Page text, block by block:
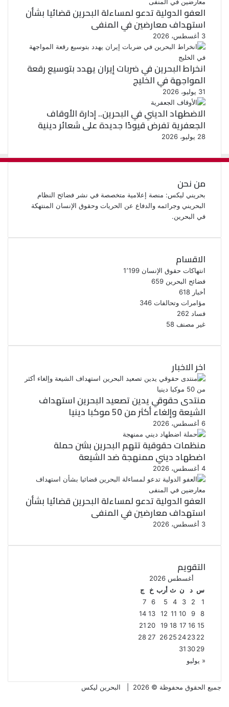
العفو الدولية تدعو لمساءلة البحرين قضائيا بشأن
استهداف معارضين في المنفى
3 أغسطس، 2026
انخراط البحرين في ضربات إيران يهدد بتوسيع رقعة
المواجهة في الخليج
31 يوليو، 2026
الاضطهاد الديني في البحرين.. إدارة الأوقاف
الجعفرية تفرض قيودًا جديدة على شعائر دينية
28 يوليو، 2026
من نحن
بحريني ليكس: منصة إعلامية متخصصة في نشر فضائح النظام
البحريني وجرائمه والدفاع عن الحريات وحقوق الإنسان المنتهكة
في البحرين.
الاقسام
انتهاكات حقوق الإنسان 1٬199
فضائح البحرين 659
أخبار 618
مؤامرات وتحالفات 346
فساد 262
غير مصنف 58
اخر الاخبار
منتدى حقوقي يدين تصعيد البحرين استهداف
الشيعة وإلغاء أكثر من 50 موكبا دينيا
6 أغسطس، 2026
منظمات حقوقية تتهم البحرين بشن حملة
اضطهاد ديني ممنهجة ضد الشيعة
4 أغسطس، 2026
العفو الدولية تدعو لمساءلة البحرين قضائيا بشأن
استهداف معارضين في المنفى
3 أغسطس، 2026
التقويم
أغسطس 2026
س د ن ث أرب خ
ج
1
2
3
4
5
6
7
8
9
10
11
12
13
14
15
16
17
18
19
20
21
22
23
24
25
26
27
28
29
30
31
« يوليو
جميع الحقوق محفوظة © 2026 |
البحرين ليكس